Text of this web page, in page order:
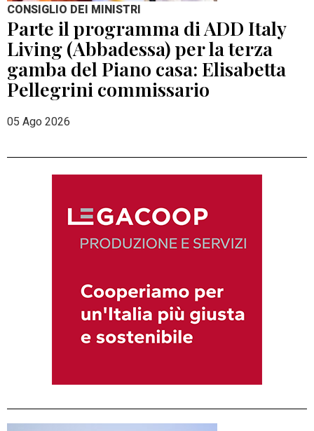
CONSIGLIO DEI MINISTRI
Parte il programma di ADD Italy
Living (Abbadessa) per la terza
gamba del Piano casa: Elisabetta
Pellegrini commissario
05 Ago 2026